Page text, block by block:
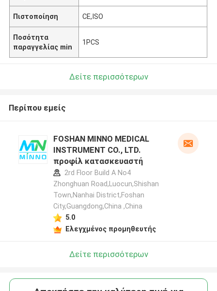
Πιστοποίηση CE,ISO
Ποσότητα
παραγγελίας min
1PCS
Δείτε περισσότερων
Περίπου εμείς
FOSHAN MINNO MEDICAL
INSTRUMENT CO., LTD.
προφίλ κατασκευαστή
2rd Floor Build A No4
Zhonghuan Road,Luocun,Shishan
Town,Nanhai District,Foshan
City,Guangdong,China ,China
5.0
Ελεγχμένος προμηθευτής
Δείτε περισσότερων